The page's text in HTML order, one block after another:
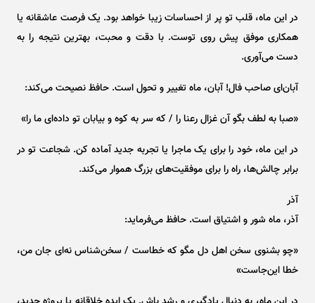
در این ماه، قلب تو پر از احساسات زیبا خواهد بود. یک فرصت عاشقانه یا
همکاری موفق پیش روی توست. با دقت و محبت، بهترین نتیجه را به
دست می‌آوری.
آبان‌ای صاحب فال! آبان، ماه تغییر و تحول است. حافظ نصیحت می‌کند:
«صبا به لطف بگو آن غزال رعنا را / که سر به کوه و بیابان تو داده‌ای ما را»
در این ماه، خود را برای یک ماجرا یا تجربه جدید آماده کن. شجاعت تو در
برابر چالش‌ها، راه را برای موفقیت‌های بزرگ هموار می‌کند.
آذر
آذر، ماه شور و اشتیاق است. حافظ می‌فرماید:
«چو بشنوی سخن اهل دل مگو که خطاست / سخن‌شناس نه‌ای جان من،
خطا این‌جاست»